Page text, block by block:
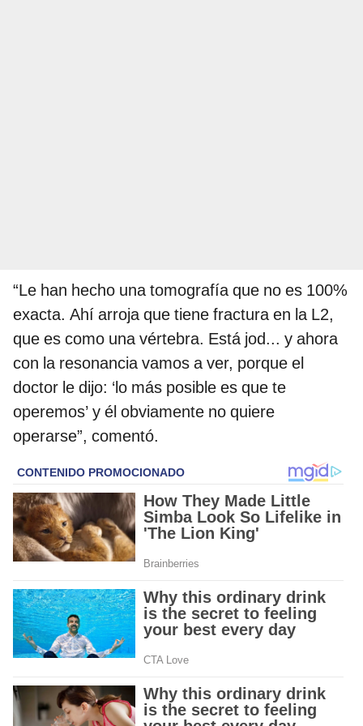
“Le han hecho una tomografía que no es 100%
exacta. Ahí arroja que tiene fractura en la L2,
que es como una vértebra. Está jod... y ahora
con la resonancia vamos a ver, porque el
doctor le dijo: ‘lo más posible es que te
operemos’ y él obviamente no quiere
operarse”, comentó.